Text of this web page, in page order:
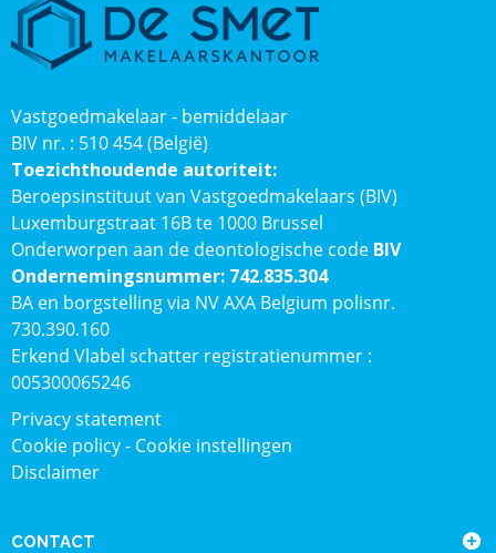
Vastgoedmakelaar - bemiddelaar
BIV nr. : 510 454 (België)
Toezichthoudende autoriteit:
Beroepsinstituut van Vastgoedmakelaars (BIV)
Luxemburgstraat 16B te 1000 Brussel
Onderworpen aan de deontologische code BIV
Ondernemingsnummer: 742.835.304
BA en borgstelling via NV AXA Belgium polisnr.
730.390.160
Erkend Vlabel schatter registratienummer :
005300065246
Privacy statement
Cookie policy- Cookie instellingen
Disclaimer
CONTACT